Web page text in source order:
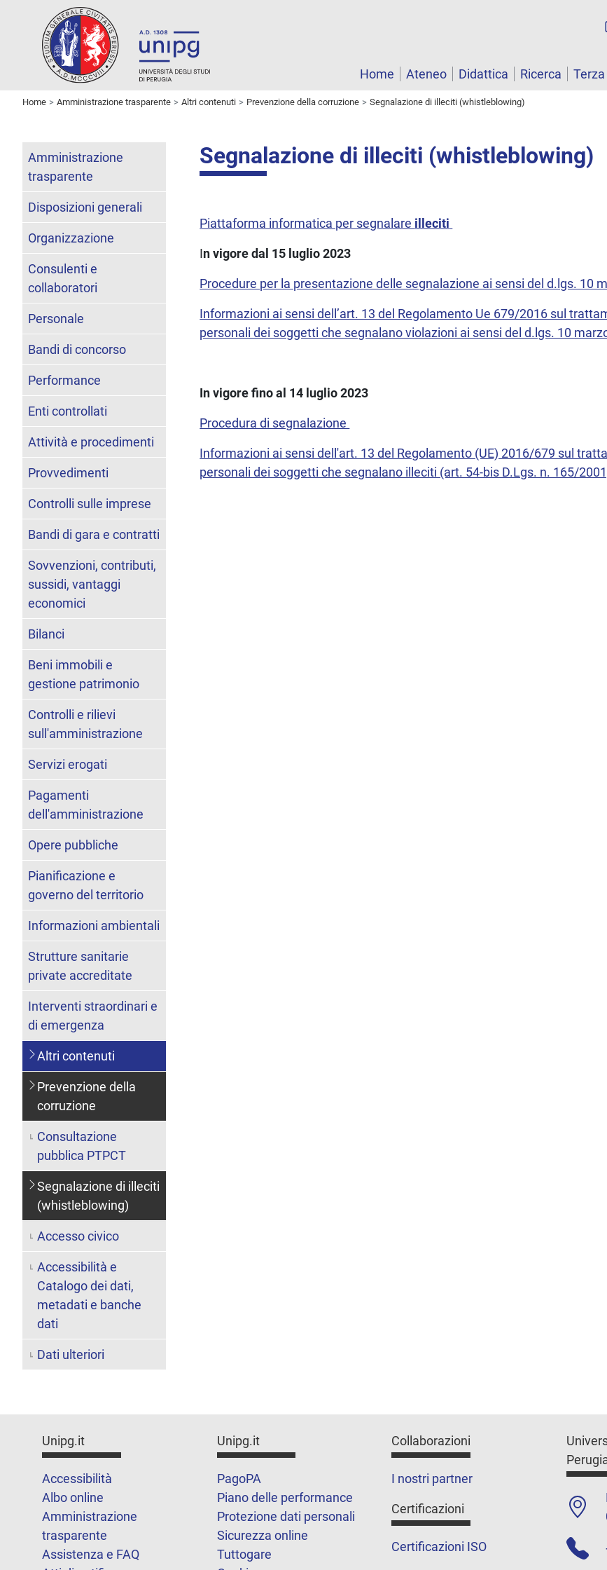
Home
Ateneo Didattica Ricerca
Home Amministrazione trasparente Altri contenuti Prevenzione della corruzione Segnalazione di illeciti (whistleblowing)
Segnalazione di illeciti (whistleblowing)
Piattaforma informatica per segnalare illeciti
In vigore dal 15 luglio 2023
Procedure per la presentazione delle segnalazione ai sensi del d.lgs. 10
Informazioni ai sensi dell’art. 13 del Regolamento Ue 679/2016 sul
personali dei soggetti che segnalano violazioni ai sensi del d.lgs. 10
In vigore fino al 14 luglio 2023
Procedura di segnalazione
Informazioni ai sensi dell'art. 13 del Regolamento (UE) 2016/679 sul
personali dei soggetti che segnalano illeciti (art. 54-bis D.Lgs. n. 165/
Amministrazione
trasparente
Disposizioni generali
Organizzazione
Consulenti e
collaboratori
Personale
Bandi di concorso
Performance
Enti controllati
Attività e procedimenti
Provvedimenti
Controlli sulle imprese
Bandi di gara e contratti
Sovvenzioni, contributi,
sussidi, vantaggi
economici
Bilanci
Beni immobili e
gestione patrimonio
Controlli e rilievi
sull'amministrazione
Servizi erogati
Pagamenti
dell'amministrazione
Opere pubbliche
Pianificazione e
governo del territorio
Informazioni ambientali
Strutture sanitarie
private accreditate
Interventi straordinari e
di emergenza
Altri contenuti
Prevenzione della
corruzione
Consultazione
pubblica PTPCT
Segnalazione di illeciti
(whistleblowing)
Accesso civico
Accessibilità e
Catalogo dei dati,
metadati e banche
dati
Dati ulteriori
Unipg.it
Accessibilità
Albo online
Amministrazione
trasparente
Assistenza e FAQ
Unipg.it
PagoPA
Piano delle performance
Protezione dati personali
Sicurezza online
Tuttogare
Collaborazioni
I nostri partner
Certificazioni
Certificazioni ISO